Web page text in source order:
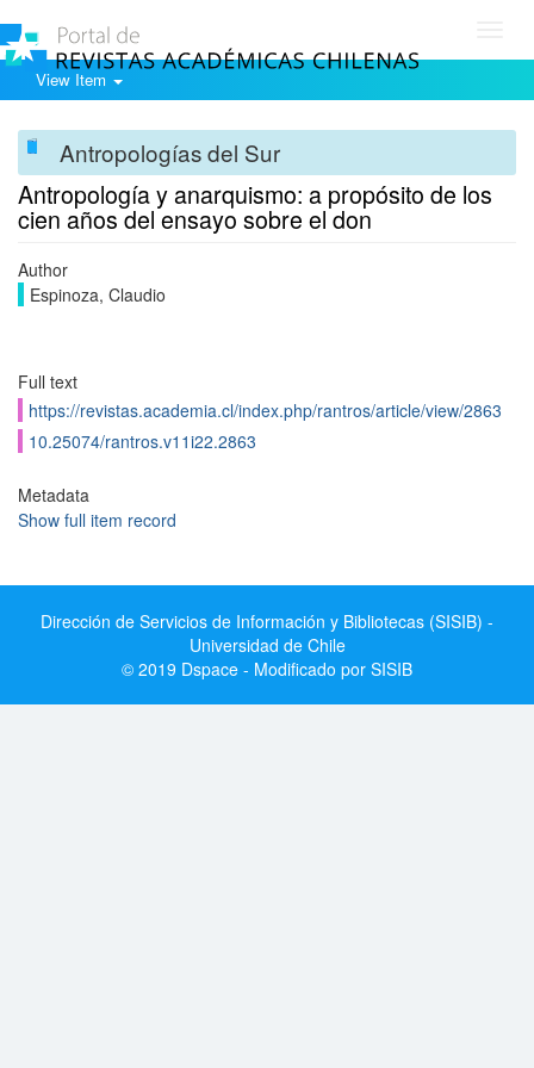
View Item
Antropologías del Sur
Antropología y anarquismo: a propósito de los
cien años del ensayo sobre el don
Author
Espinoza, Claudio
Full text
https://revistas.academia.cl/index.php/rantros/article/view/2863
10.25074/rantros.v11i22.2863
Metadata
Show full item record
Dirección de Servicios de Información y Bibliotecas (SISIB) -
Universidad de Chile
© 2019 Dspace - Modificado por SISIB